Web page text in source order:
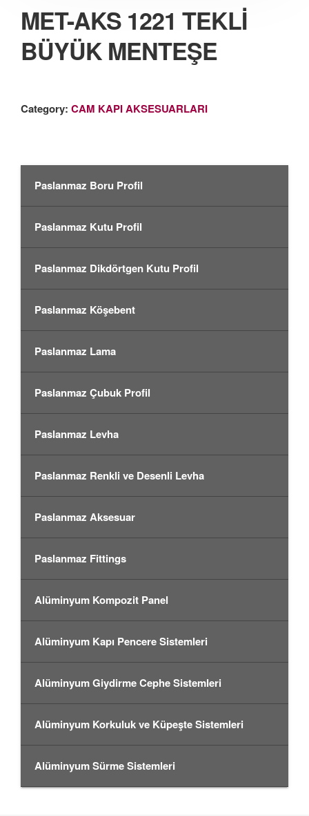
MET-AKS 1221 TEKLİ
BÜYÜK MENTEŞE
Category: CAM KAPI AKSESUARLARI
Paslanmaz Boru Profil
Paslanmaz Kutu Profil
Paslanmaz Dikdörtgen Kutu Profil
Paslanmaz Köşebent
Paslanmaz Lama
Paslanmaz Çubuk Profil
Paslanmaz Levha
Paslanmaz Renkli ve Desenli Levha
Paslanmaz Aksesuar
Paslanmaz Fittings
Alüminyum Kompozit Panel
Alüminyum Kapı Pencere Sistemleri
Alüminyum Giydirme Cephe Sistemleri
Alüminyum Korkuluk ve Küpeşte Sistemleri
Alüminyum Sürme Sistemleri